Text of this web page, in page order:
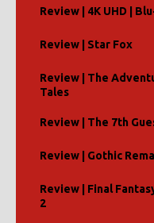
Review | 4K UHD |
Review | Star Fox
Review | The
Tales
Review | The 7th
Review | Gothic
Review | Final
2